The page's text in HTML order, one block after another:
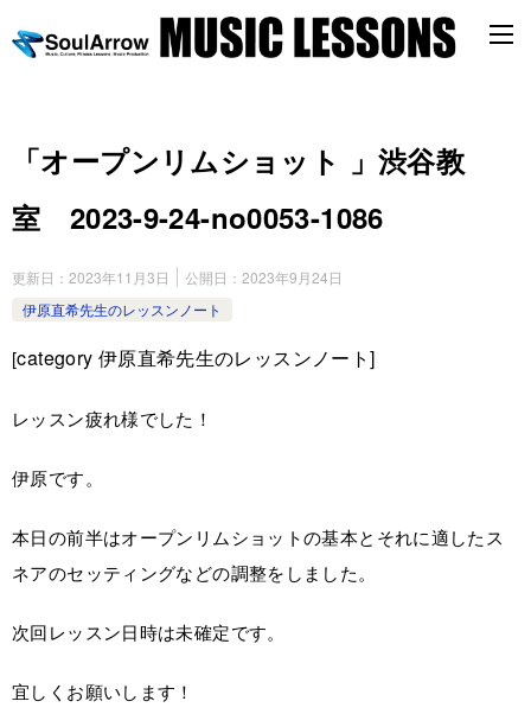
「オープンリムショット 」渋谷教
室 2023-9-24-no0053-1086
更新日： 2023年11月3日 公開日： 2023年9月24日
伊原直希先生のレッスンノート
[category 伊原直希先生のレッスンノート]
レッスン疲れ様でした！
伊原です。
本日の前半はオープンリムショットの基本とそれに適したス
ネアのセッティングなどの調整をしました。
次回レッスン日時は未確定です。
宜しくお願いします！